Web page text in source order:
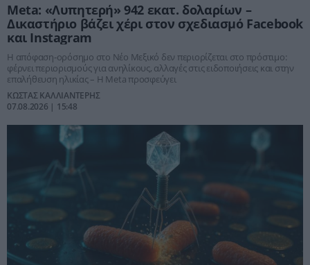
Meta: «Λυπητερή» 942 εκατ. δολαρίων –
Δικαστήριο βάζει χέρι στον σχεδιασμό Facebook
και Instagram
Η απόφαση-ορόσημο στο Νέο Μεξικό δεν περιορίζεται στο πρόστιμο:
φέρνει περιορισμούς για ανηλίκους, αλλαγές στις ειδοποιήσεις και στην
επαλήθευση ηλικίας – Η Meta προσφεύγει
ΚΩΣΤΑΣ ΚΑΛΛΙΑΝΤΕΡΗΣ
07.08.2026 | 15:48